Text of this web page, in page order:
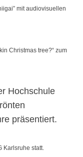
mit audiovisuellen
Christmas tree?“ zum
Hochschule
präsentiert.
Karlsruhe statt.